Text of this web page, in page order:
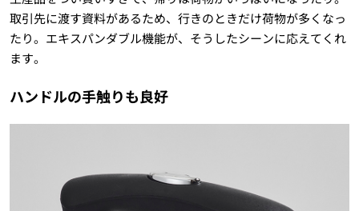
取引先に渡す資料があるため、行きのときだけ荷物が多くなっ
たり。エキスパンダブル機能が、そうしたシーンに応えてくれ
ます。
ハンドルの手触りも良好